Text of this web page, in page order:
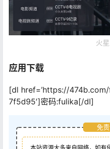
火
应用下载
[dl href=’https://
7f5d95′]密码:fulika[/dl]
免